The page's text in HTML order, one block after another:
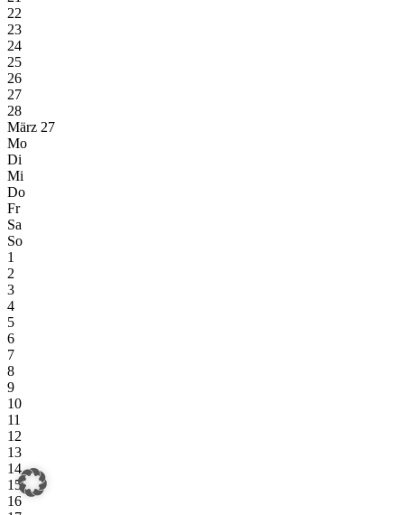
22
23
24
25
26
27
28
März 27
Mo
Di
Mi
Do
Fr
Sa
So
1
2
3
4
5
6
7
8
9
10
11
12
13
14
15
16